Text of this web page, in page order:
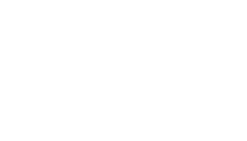
doit alors être établi
est précisée par un
fixé à 10%.
partie des jours de